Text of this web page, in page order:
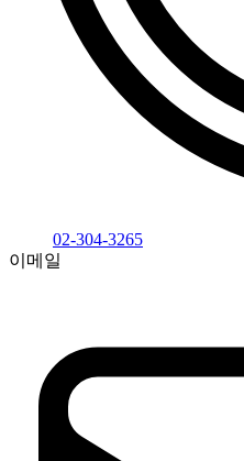
02-304-3265
이메일